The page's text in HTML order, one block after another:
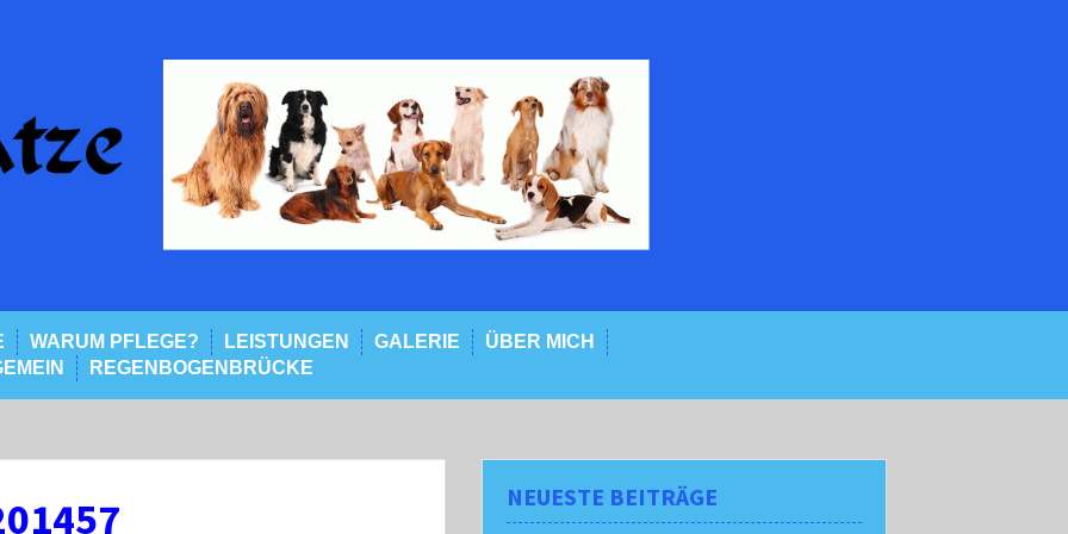
WARUM PFLEGE? LEISTUNGEN GALERIE
ÜBER MICH
REGENBOGENBRÜCKE
NEUESTE BEITRÄGE